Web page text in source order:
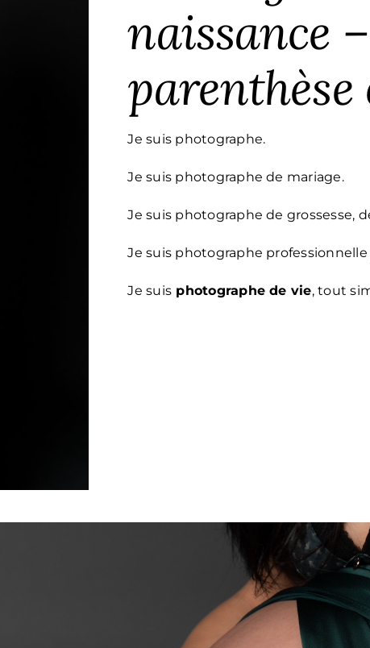
naissance
parenthèse
Je suis photographe.
Je suis photographe de mariage.
Je suis photographe de grossesse,
Je suis photographe professionnelle
Je suis photographe de vie, tout